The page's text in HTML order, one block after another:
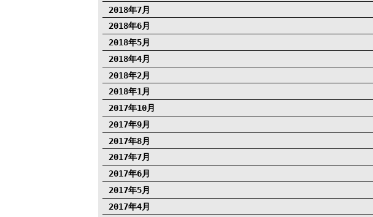
2018年7月
2018年6月
2018年5月
2018年4月
2018年2月
2018年1月
2017年10月
2017年9月
2017年8月
2017年7月
2017年6月
2017年5月
2017年4月